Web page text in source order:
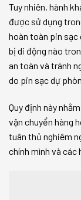
Tuy nhiên, hành
được sử dụng
hoàn toàn pin sạc
bị di động nào
an toàn và tránh
do pin sạc dự
Quy định này
vận chuyển hàng
tuân thủ nghiêm
chính mình và các